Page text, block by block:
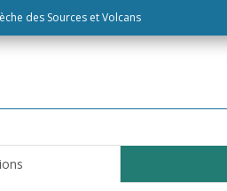
des Sources et Volcans